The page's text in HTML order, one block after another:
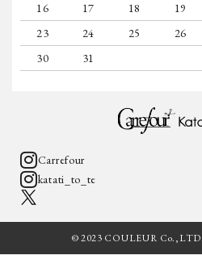
16
17 18 19
23
24 25 26
30
31
Carrefour
katati_to_te
© 2023 COULEUR